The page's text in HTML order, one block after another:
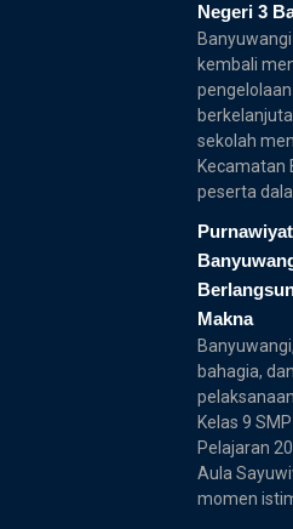
Negeri 3
kembali
sekolah
Kecamatan
peserta
Makna
bahagia,
Kelas 9
Pelajaran
Aula
momen